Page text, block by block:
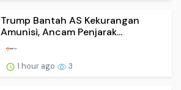
Trump Bantah AS Kekurangan
Amunisi, Ancam Penjarak...
1 hour ago 3